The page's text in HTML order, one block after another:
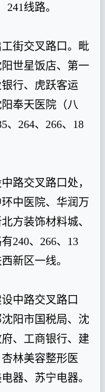
241线路。
街交叉路口。毗
世星饭店、第一
行、虎跃客运
奉天医院（八
、264、266、18
交叉路口处，
中医院、华润万
方装饰材料城、
240、266、13
新区一线。
中路交叉路口
阳市国税局、沈
、工商银行、建
林美容整形医
器、苏宁电器。